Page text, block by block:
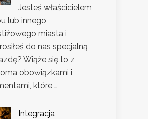
Jesteś właścicielem
lub innego
miasta i
do nas specjalną
Wiąże się to z
obowiązkami i
które …
Integracja